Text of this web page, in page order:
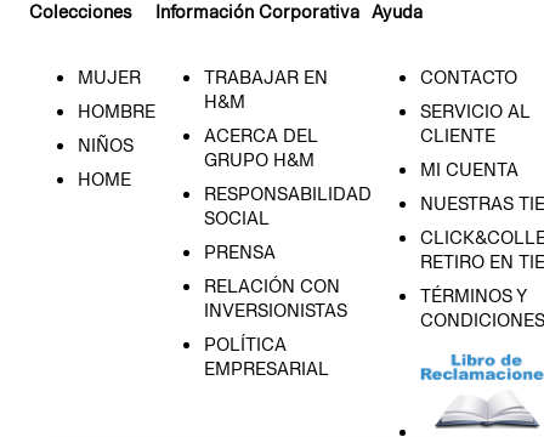
Colecciones
MUJER
HOMBRE
NIÑOS
HOME
Información Corporativa
TRABAJAR EN
H&M
ACERCA DEL
GRUPO H&M
RESPONSABILIDAD
SOCIAL
PRENSA
RELACIÓN CON
INVERSIONISTAS
POLÍTICA
EMPRESARIAL
Ayuda
CONTACTO
SERVICIO AL
CLIENTE
MI CUENTA
NUESTRAS
RETIRO EN
TÉRMINOS Y
CONDICIONES